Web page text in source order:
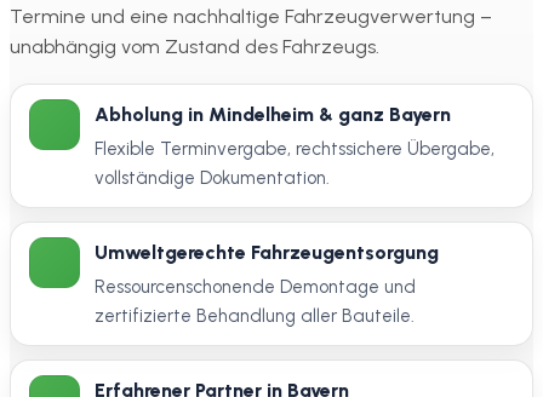
Termine und eine nachhaltige Fahrzeugverwertung –
unabhängig vom Zustand des Fahrzeugs.
Abholung in Mindelheim & ganz Bayern
Flexible Terminvergabe, rechtssichere Übergabe,
vollständige Dokumentation.
Umweltgerechte Fahrzeugentsorgung
Ressourcenschonende Demontage und
zertifizierte Behandlung aller Bauteile.
Erfahrener Partner in Bayern